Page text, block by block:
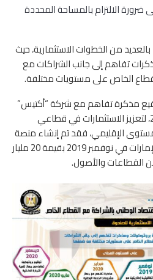
ضرورة الالتزام بالمساحة المحددة
بالعديد من الخطوات الاستثمارية، حيث
تفاهم إلى جانب الشراكات مع
الخاص على مستويات مختلفة.
مذكرة تفاهم مع شركة “أكتيس”
للاستثمار المباشر في يناير 2020، لتعزيز الاستثمارات في قطاعي
الإقليمي، فقد تم إنشاء منصة
استراتيجية مشتركة مع دولة الإمارات في نوفمبر 2019 بقيمة 20 مليار
القطاعات والأصول.